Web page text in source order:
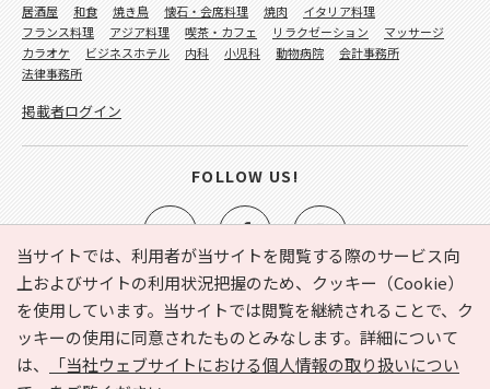
当サイトでは、利用者が当サイトを閲覧する際のサービス向
上およびサイトの利用状況把握のため、クッキー（Cookie）
を使用しています。当サイトでは閲覧を継続されることで、ク
ッキーの使用に同意されたものとみなします。詳細について
は、
「当社ウェブサイトにおける個人情報の取り扱いについ
e-NAVITA（イーナビタ）とは？ お気に入り
ヘルプ
利用規約
個人情報の取り扱いについて
運営会社
サイトマップ
広告掲載に関するお問い合わせ
居酒屋 和食 焼き鳥 懐石・会席料理 焼肉
イタリア料理
フランス料理
アジア料理 喫茶・カフェ リラクゼーション
マッサージ
カラオケ
ビジネスホテル 内科 小児科 動物病院
会計事務所
法律事務所
掲載者ログイン
FOLLOW US!